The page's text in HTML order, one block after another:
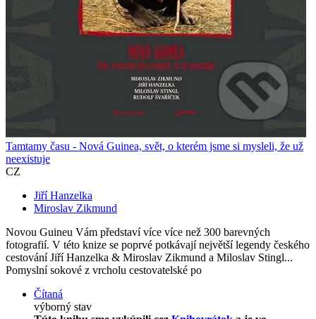
Tamtamy času - Nová Guinea, svět, o kterém jsme si mysleli, že už
neexistuje
CZ
Jiří Hanzelka
Miroslav Zikmund
Novou Guineu Vám představí více více než 300 barevných
fotografií. V této knize se poprvé potkávají největší legendy českého
cestování Jiří Hanzelka & Miroslav Zikmund a Miloslav Stingl...
Pomyslní sokové z vrcholu cestovatelské po
Čítaná
výborný stav